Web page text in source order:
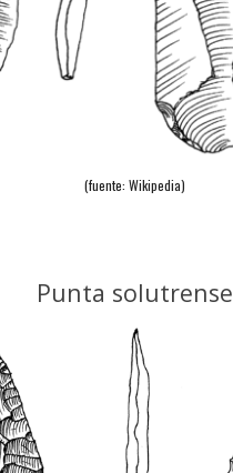
(fuente: Wikipedia)
Punta solutrense